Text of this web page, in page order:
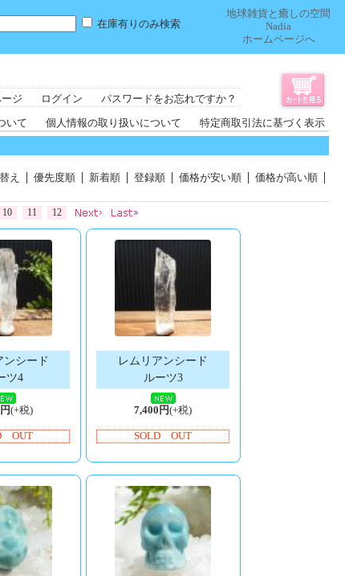
在庫有りのみ検索
地球雑貨と癒しの空間
Nadia
ホームページへ
ジ
ログイン パスワードをお忘れですか？
いて 個人情報の取り扱いについて 特定商取引法に基づく表示
え 優先度順 新着順 登録順 価格が安い順 価格が高い順
10 11 12
ンシード
ツ4
(+税)
OUT
レムリアンシード
ルーツ3
7,400円(+税)
SOLD OUT